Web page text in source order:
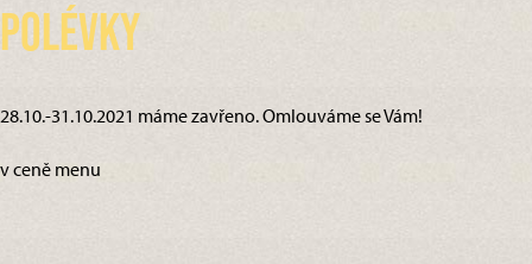
Polévky
28.10.-31.10.2021 máme zavřeno. Omlouváme se Vám!
v ceně menu